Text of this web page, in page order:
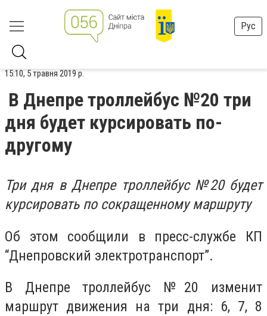
Рус
15:10, 5 травня 2019 р.
В Днепре троллейбус №20 три
дня будет курсировать по-
другому
Три дня в Днепре троллейбус №20 будет
курсировать по сокращенному маршруту
Об этом сообщили в пресс-службе КП
“Днепровский электротранспорт”.
В Днепре троллейбус №20 изменит
маршрут движения на три дня: 6, 7, 8